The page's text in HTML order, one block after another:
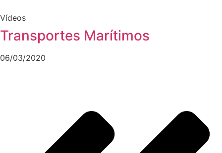
Vídeos
Transportes Marítimos
06/03/2020